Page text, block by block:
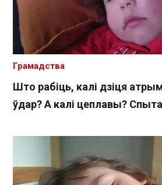
Што рабіць, калі дзіця
ўдар? А калі цеплавы?
Грамадства